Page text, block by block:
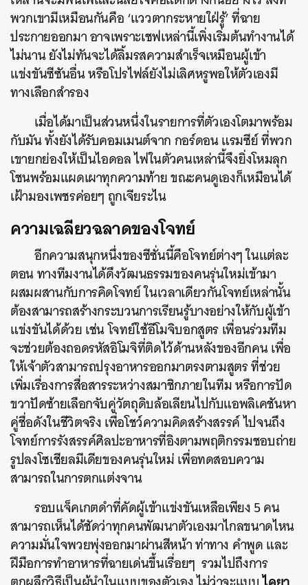
พวกเขามีเหมือนกันคือ ‘แววตากระหายใฝ่รู้’ ที่ฉาย
ประกายออกมา อาจเพราะเชฟเหล่านี้เพิ่งเริ่มต้นทำงานได้
ไม่นาน ยังไม่ทันจะได้ลิ้มรสความสำเร็จเหมือนผู้เข้า
แข่งขันซีซันอื่น หรือโปรไฟล์ยังไม่เลิศหรูพอให้ตัวเองมี
ทางเลือกสำรอง
เมื่อได้มาเป็นส่วนหนึ่งในรายการที่ตัวเองโตมาพร้อม
กับมัน ทั้งยังได้รับคอมเมนต์จาก กอร์ดอน แรมซีย์ ที่พวก
เขายกย่องให้เป็นไอดอล ไฟในตัวคนเหล่านี้จึงยิ่งโหมลุก
โชนพร้อมแผดเผาทุกความท้าย ขณะคนดูเองก็เหมือนได้
เฝ้ามองเพชรค่อยๆ ถูกเจียระไน
ความเฉลียวฉลาดของโจทย์
อีกความสนุกหนึ่งของซีซั่นนี้คือโจทย์ต่างๆ ในแต่ละ
ตอน ทางทีมงานได้ดึงวัฒนธรรมของคนรุ่นใหม่เข้ามา
ผสมผสานกับการคิดโจทย์ ในเวลาเดียวกันโจทย์เหล่านั้น
ต้องสามารถสร้างกระบวนการเรียนรู้บางอย่างให้กับผู้เข้า
แข่งขันได้ด้วย เช่น โจทย์ใช้อีโมจิบอกสูตรเพื่อนร่วมทีม
จะช่วยต้องถอดรหัสอิโมจิที่ติดไว้ด้านหลังของอีกคน เพื่อ
ให้เจ้าตัวสามารถปรุงอาหารออกมาตรงตามสูตร ที่ช่วย
เพิ่มเรื่องการสื่อสารระหว่างสมาชิกภายในทีม หรือการปัด
ขวาปัดซ้ายเลือกจับคู่วัตถุดิบล้อเลียนไปกับแอพลิเคชันหา
คู่ชื่อดังในชีวิตจริง เพื่อโชว์ความคิดสร้างสรรค์ ไปจนถึง
โจทย์การรังสรรค์ศิลปะอาหารที่อิงตามพฤติกรรมชอบถ่าย
รูปลงโซเชียลมีเดียของคนรุ่นใหม่ เพื่อทดสอบความ
สามารถในการตกแต่งจาน
รอบแจ็คเกตดำที่คัดผู้เข้าแข่งขันเหลือเพียง 5 คน
สามารถเห็นได้ชัดว่าทุกคนพัฒนาตัวเองมาไกลขนาดไหน
ความมั่นใจพวยพุ่งออกมาผ่านสีหน้า ท่าทาง คำพูด และ
ฝีมือการทำอาหารที่ฉายเด่นขึ้นเรื่อยๆ รวมไปถึงการ